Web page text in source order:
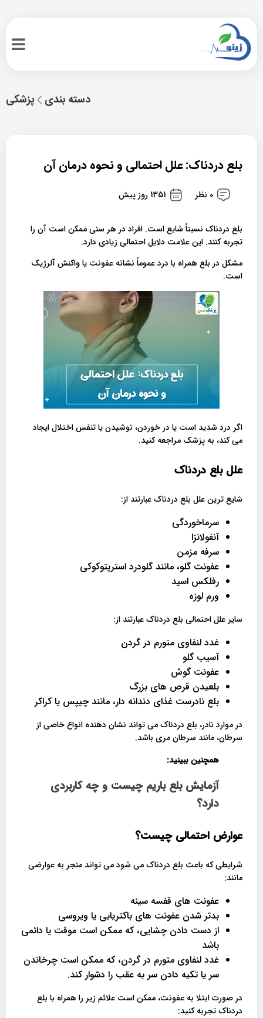
پزشکی دسته بندی
بلع دردناک: علل احتمالی و نحوه درمان آن
0 نظر 1351 روز پیش
بلع دردناک نسبتاً شایع است. افراد در هر سنی ممکن است آن را
تجربه کنند. این علامت دلایل احتمالی زیادی دارد.
مشکل در بلع همراه با درد عموماً نشانه عفونت یا واکنش آلرژیک
است.
اگر درد شدید است یا در خوردن، نوشیدن یا تنفس اختلال ایجاد
می کند، به پزشک مراجعه کنید.
علل بلع دردناک
شایع ترین علل بلع دردناک عبارتند از:
سرماخوردگی
آنفولانزا
سرفه مزمن
عفونت گلو، مانند گلودرد استرپتوکوکی
رفلکس اسید
ورم لوزه
سایر علل احتمالی بلع دردناک عبارتند از:
غدد لنفاوی متورم در گردن
آسیب گلو
عفونت گوش
بلعیدن قرص های بزرگ
بلع نادرست غذای دندانه دار، مانند چیپس یا کراکر
در موارد نادر، بلع دردناک می تواند نشان دهنده انواع خاصی از
سرطان، مانند سرطان مری باشد.
همچنین ببینید:
آزمایش بلع باریم چیست و چه کاربردی
دارد؟
عوارض احتمالی چیست؟
شرایطی که باعث بلع دردناک می شود می تواند منجر به عوارضی
مانند:
عفونت های قفسه سینه
بدتر شدن عفونت های باکتریایی یا ویروسی
از دست دادن چشایی، که ممکن است موقت یا دائمی
باشد
غدد لنفاوی متورم در گردن، که ممکن است چرخاندن
سر یا تکیه دادن سر به عقب را دشوار کند.
در صورت ابتلا به عفونت، ممکن است علائم زیر را همراه با بلع
دردناک تجربه کنید: